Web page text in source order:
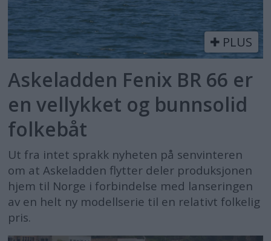
PLUS
Askeladden Fenix BR 66 er
en vellykket og bunnsolid
folkebåt
Ut fra intet sprakk nyheten på senvinteren
om at Askeladden flytter deler produksjonen
hjem til Norge i forbindelse med lanseringen
av en helt ny modellserie til en relativt folkelig
pris.